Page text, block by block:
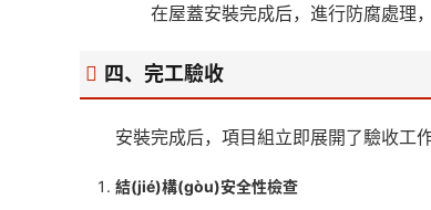
在屋蓋安裝完成后，進行防腐處理
四、完工驗收
安裝完成后，項目組立即展開了驗收工
結(jié)構(gòu)安全性檢查